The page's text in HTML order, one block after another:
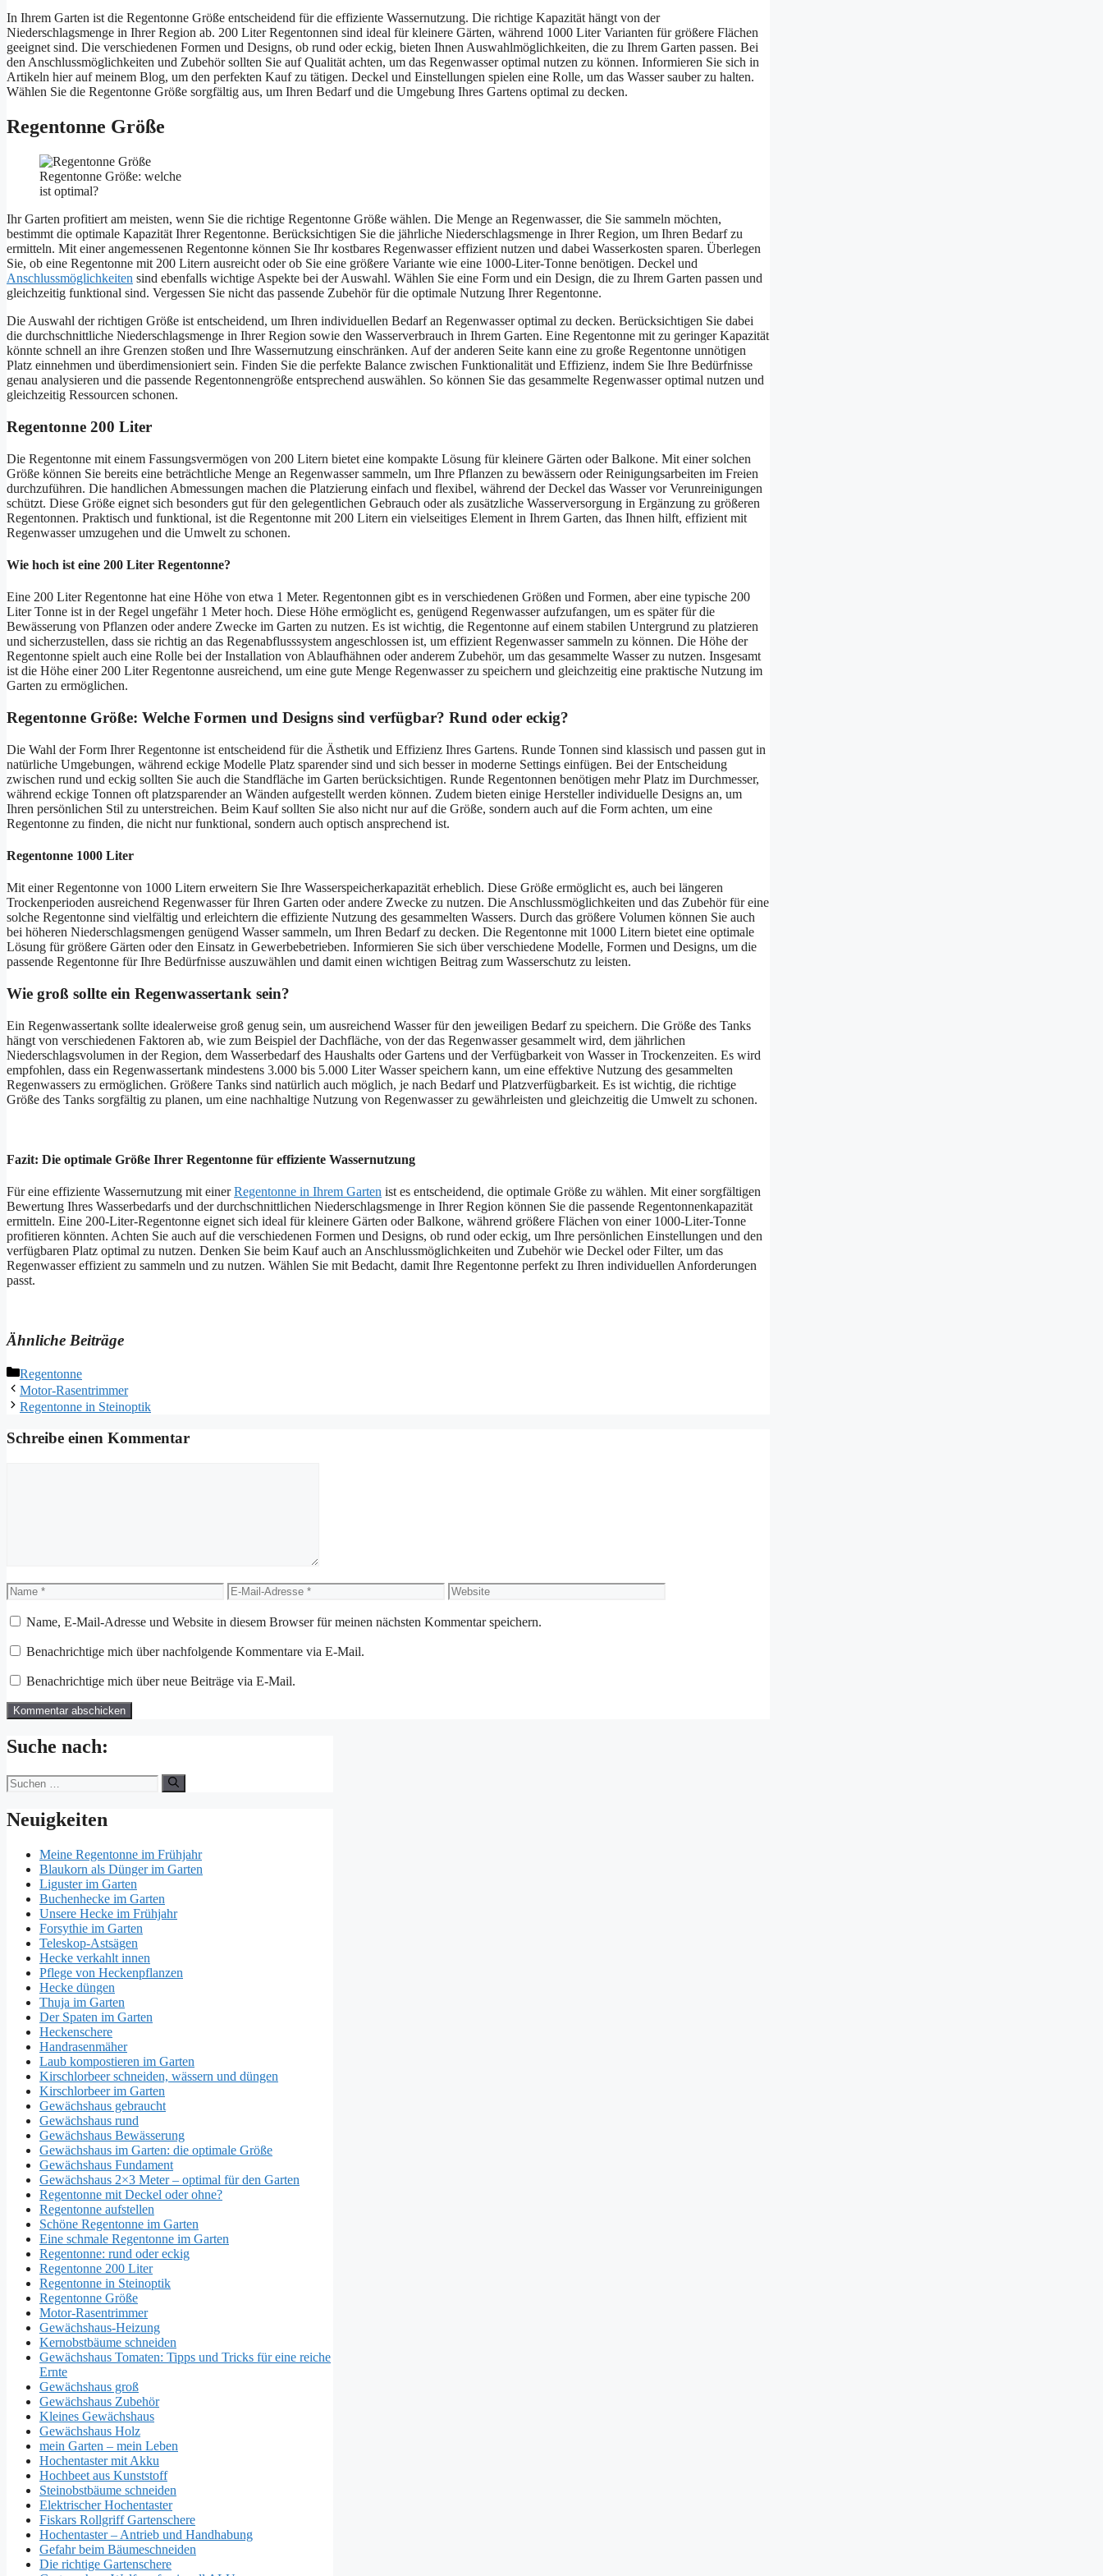
In Ihrem Garten ist die Regentonne Größe entscheidend für die effiziente Wassernutzung. Die richtige Kapazität hängt von der
Niederschlagsmenge in Ihrer Region ab. 200 Liter Regentonnen sind ideal für kleinere Gärten, während 1000 Liter Varianten für größere Flächen
geeignet sind. Die verschiedenen Formen und Designs, ob rund oder eckig, bieten Ihnen Auswahlmöglichkeiten, die zu Ihrem Garten passen. Bei
den Anschlussmöglichkeiten und Zubehör sollten Sie auf Qualität achten, um das Regenwasser optimal nutzen zu können. Informieren Sie sich in
Artikeln hier auf meinem Blog, um den perfekten Kauf zu tätigen. Deckel und Einstellungen spielen eine Rolle, um das Wasser sauber zu halten.
Wählen Sie die Regentonne Größe sorgfältig aus, um Ihren Bedarf und die Umgebung Ihres Gartens optimal zu decken.
Regentonne Größe
Regentonne Größe: welche
ist optimal?
Ihr Garten profitiert am meisten, wenn Sie die richtige Regentonne Größe wählen. Die Menge an Regenwasser, die Sie sammeln möchten,
bestimmt die optimale Kapazität Ihrer Regentonne. Berücksichtigen Sie die jährliche Niederschlagsmenge in Ihrer Region, um Ihren Bedarf zu
ermitteln. Mit einer angemessenen Regentonne können Sie Ihr kostbares Regenwasser effizient nutzen und dabei Wasserkosten sparen. Überlegen
Sie, ob eine Regentonne mit 200 Litern ausreicht oder ob Sie eine größere Variante wie eine 1000-Liter-Tonne benötigen. Deckel und
Anschlussmöglichkeiten sind ebenfalls wichtige Aspekte bei der Auswahl. Wählen Sie eine Form und ein Design, die zu Ihrem Garten passen und
gleichzeitig funktional sind. Vergessen Sie nicht das passende Zubehör für die optimale Nutzung Ihrer Regentonne.
Die Auswahl der richtigen Größe ist entscheidend, um Ihren individuellen Bedarf an Regenwasser optimal zu decken. Berücksichtigen Sie dabei
die durchschnittliche Niederschlagsmenge in Ihrer Region sowie den Wasserverbrauch in Ihrem Garten. Eine Regentonne mit zu geringer Kapazität
könnte schnell an ihre Grenzen stoßen und Ihre Wassernutzung einschränken. Auf der anderen Seite kann eine zu große Regentonne unnötigen
Platz einnehmen und überdimensioniert sein. Finden Sie die perfekte Balance zwischen Funktionalität und Effizienz, indem Sie Ihre Bedürfnisse
genau analysieren und die passende Regentonnengröße entsprechend auswählen. So können Sie das gesammelte Regenwasser optimal nutzen und
gleichzeitig Ressourcen schonen.
Regentonne 200 Liter
Die Regentonne mit einem Fassungsvermögen von 200 Litern bietet eine kompakte Lösung für kleinere Gärten oder Balkone. Mit einer solchen
Größe können Sie bereits eine beträchtliche Menge an Regenwasser sammeln, um Ihre Pflanzen zu bewässern oder Reinigungsarbeiten im Freien
durchzuführen. Die handlichen Abmessungen machen die Platzierung einfach und flexibel, während der Deckel das Wasser vor Verunreinigungen
schützt. Diese Größe eignet sich besonders gut für den gelegentlichen Gebrauch oder als zusätzliche Wasserversorgung in Ergänzung zu größeren
Regentonnen. Praktisch und funktional, ist die Regentonne mit 200 Litern ein vielseitiges Element in Ihrem Garten, das Ihnen hilft, effizient mit
Regenwasser umzugehen und die Umwelt zu schonen.
Wie hoch ist eine 200 Liter Regentonne?
Eine 200 Liter Regentonne hat eine Höhe von etwa 1 Meter. Regentonnen gibt es in verschiedenen Größen und Formen, aber eine typische 200
Liter Tonne ist in der Regel ungefähr 1 Meter hoch. Diese Höhe ermöglicht es, genügend Regenwasser aufzufangen, um es später für die
Bewässerung von Pflanzen oder andere Zwecke im Garten zu nutzen. Es ist wichtig, die Regentonne auf einem stabilen Untergrund zu platzieren
und sicherzustellen, dass sie richtig an das Regenabflusssystem angeschlossen ist, um effizient Regenwasser sammeln zu können. Die Höhe der
Regentonne spielt auch eine Rolle bei der Installation von Ablaufhähnen oder anderem Zubehör, um das gesammelte Wasser zu nutzen. Insgesamt
ist die Höhe einer 200 Liter Regentonne ausreichend, um eine gute Menge Regenwasser zu speichern und gleichzeitig eine praktische Nutzung im
Garten zu ermöglichen.
Regentonne Größe: Welche Formen und Designs sind verfügbar? Rund oder eckig?
Die Wahl der Form Ihrer Regentonne ist entscheidend für die Ästhetik und Effizienz Ihres Gartens. Runde Tonnen sind klassisch und passen gut in
natürliche Umgebungen, während eckige Modelle Platz sparender sind und sich besser in moderne Settings einfügen. Bei der Entscheidung
zwischen rund und eckig sollten Sie auch die Standfläche im Garten berücksichtigen. Runde Regentonnen benötigen mehr Platz im Durchmesser,
während eckige Tonnen oft platzsparender an Wänden aufgestellt werden können. Zudem bieten einige Hersteller individuelle Designs an, um
Ihren persönlichen Stil zu unterstreichen. Beim Kauf sollten Sie also nicht nur auf die Größe, sondern auch auf die Form achten, um eine
Regentonne zu finden, die nicht nur funktional, sondern auch optisch ansprechend ist.
Regentonne 1000 Liter
Mit einer Regentonne von 1000 Litern erweitern Sie Ihre Wasserspeicherkapazität erheblich. Diese Größe ermöglicht es, auch bei längeren
Trockenperioden ausreichend Regenwasser für Ihren Garten oder andere Zwecke zu nutzen. Die Anschlussmöglichkeiten und das Zubehör für eine
solche Regentonne sind vielfältig und erleichtern die effiziente Nutzung des gesammelten Wassers. Durch das größere Volumen können Sie auch
bei höheren Niederschlagsmengen genügend Wasser sammeln, um Ihren Bedarf zu decken. Die Regentonne mit 1000 Litern bietet eine optimale
Lösung für größere Gärten oder den Einsatz in Gewerbebetrieben. Informieren Sie sich über verschiedene Modelle, Formen und Designs, um die
passende Regentonne für Ihre Bedürfnisse auszuwählen und damit einen wichtigen Beitrag zum Wasserschutz zu leisten.
Wie groß sollte ein Regenwassertank sein?
Ein Regenwassertank sollte idealerweise groß genug sein, um ausreichend Wasser für den jeweiligen Bedarf zu speichern. Die Größe des Tanks
hängt von verschiedenen Faktoren ab, wie zum Beispiel der Dachfläche, von der das Regenwasser gesammelt wird, dem jährlichen
Niederschlagsvolumen in der Region, dem Wasserbedarf des Haushalts oder Gartens und der Verfügbarkeit von Wasser in Trockenzeiten. Es wird
empfohlen, dass ein Regenwassertank mindestens 3.000 bis 5.000 Liter Wasser speichern kann, um eine effektive Nutzung des gesammelten
Regenwassers zu ermöglichen. Größere Tanks sind natürlich auch möglich, je nach Bedarf und Platzverfügbarkeit. Es ist wichtig, die richtige
Größe des Tanks sorgfältig zu planen, um eine nachhaltige Nutzung von Regenwasser zu gewährleisten und gleichzeitig die Umwelt zu schonen.
Fazit: Die optimale Größe Ihrer Regentonne für effiziente Wassernutzung
Für eine effiziente Wassernutzung mit einerRegentonne in Ihrem Garten ist es entscheidend, die optimale Größe zu wählen. Mit einer sorgfältigen
Bewertung Ihres Wasserbedarfs und der durchschnittlichen Niederschlagsmenge in Ihrer Region können Sie die passende Regentonnenkapazität
ermitteln. Eine 200-Liter-Regentonne eignet sich ideal für kleinere Gärten oder Balkone, während größere Flächen von einer 1000-Liter-Tonne
profitieren könnten. Achten Sie auch auf die verschiedenen Formen und Designs, ob rund oder eckig, um Ihre persönlichen Einstellungen und den
verfügbaren Platz optimal zu nutzen. Denken Sie beim Kauf auch an Anschlussmöglichkeiten und Zubehör wie Deckel oder Filter, um das
Regenwasser effizient zu sammeln und zu nutzen. Wählen Sie mit Bedacht, damit Ihre Regentonne perfekt zu Ihren individuellen Anforderungen
passt.
Ähnliche Beiträge
Kategorien
Regentonne
Motor-Rasentrimmer
Regentonne in Steinoptik
Schreibe einen Kommentar
Name
E-
Mail-
Adresse
Website
Name, E-Mail-Adresse und Website in diesem Browser für meinen nächsten Kommentar speichern.
Benachrichtige mich über nachfolgende Kommentare via E-Mail.
Benachrichtige mich über neue Beiträge via E-Mail.
Suche nach:
Suchen
nach:
Neuigkeiten
Meine Regentonne im Frühjahr
Blaukorn als Dünger im Garten
Liguster im Garten
Buchenhecke im Garten
Unsere Hecke im Frühjahr
Forsythie im Garten
Teleskop-Astsägen
Hecke verkahlt innen
Pflege von Heckenpflanzen
Hecke düngen
Thuja im Garten
Der Spaten im Garten
Heckenschere
Handrasenmäher
Laub kompostieren im Garten
Kirschlorbeer schneiden, wässern und düngen
Kirschlorbeer im Garten
Gewächshaus gebraucht
Gewächshaus rund
Gewächshaus Bewässerung
Gewächshaus im Garten: die optimale Größe
Gewächshaus Fundament
Gewächshaus 2×3 Meter – optimal für den Garten
Regentonne mit Deckel oder ohne?
Regentonne aufstellen
Schöne Regentonne im Garten
Eine schmale Regentonne im Garten
Regentonne: rund oder eckig
Regentonne 200 Liter
Regentonne in Steinoptik
Regentonne Größe
Motor-Rasentrimmer
Gewächshaus-Heizung
Kernobstbäume schneiden
Gewächshaus Tomaten: Tipps und Tricks für eine reiche
Ernte
Gewächshaus groß
Gewächshaus Zubehör
Kleines Gewächshaus
Gewächshaus Holz
mein Garten – mein Leben
Hochentaster mit Akku
Hochbeet aus Kunststoff
Steinobstbäume schneiden
Elektrischer Hochentaster
Fiskars Rollgriff Gartenschere
Hochentaster – Antrieb und Handhabung
Gefahr beim Bäumeschneiden
Die richtige Gartenschere